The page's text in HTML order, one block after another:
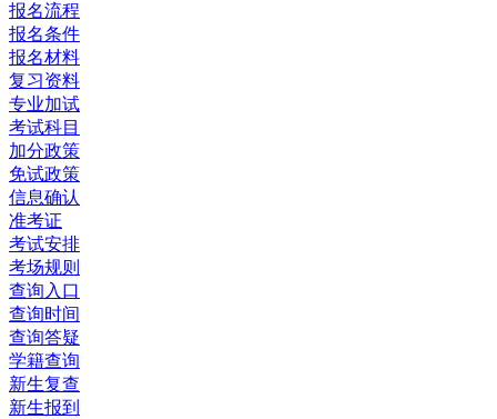
报名流程
报名条件
报名材料
复习资料
专业加试
考试科目
加分政策
免试政策
信息确认
准考证
考试安排
考场规则
查询入口
查询时间
查询答疑
学籍查询
新生复查
新生报到